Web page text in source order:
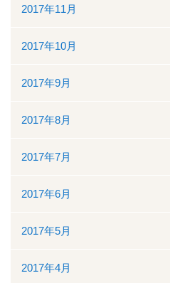
2017年11月
2017年10月
2017年9月
2017年8月
2017年7月
2017年6月
2017年5月
2017年4月